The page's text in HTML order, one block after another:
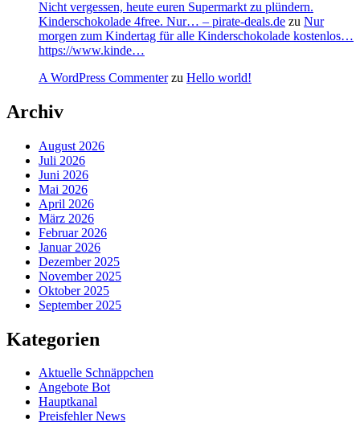
Nicht vergessen, heute euren Supermarkt zu plündern.
Kinderschokolade 4free. Nur… – pirate-deals.de zu Nur
morgen zum Kindertag für alle Kinderschokolade kostenlos…
https://www.kinde…
A WordPress Commenterzu Hello world!
Archiv
August 2026
Juli 2026
Juni 2026
Mai 2026
April 2026
März 2026
Februar 2026
Januar 2026
Dezember 2025
November 2025
Oktober 2025
September 2025
Kategorien
Aktuelle Schnäppchen
Angebote Bot
Hauptkanal
Preisfehler News